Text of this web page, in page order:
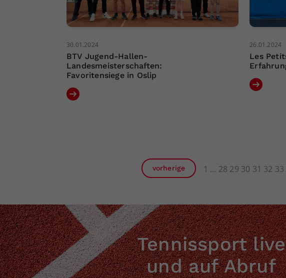
30.01.2024
BTV Jugend-Hallen-
Landesmeisterschaften:
Favoritensiege in Oslip
26.01.2024
Les
vorherige 1 28 29 30 31 32 33
Tennissport live
und auf Abruf